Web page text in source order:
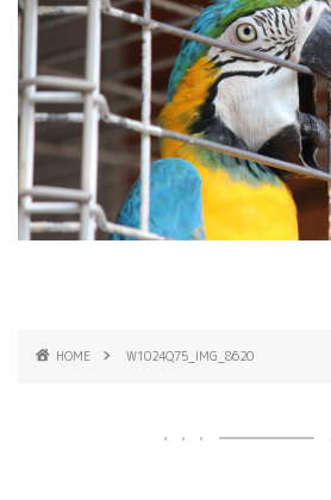
HOME W1024Q75_IMG_8620